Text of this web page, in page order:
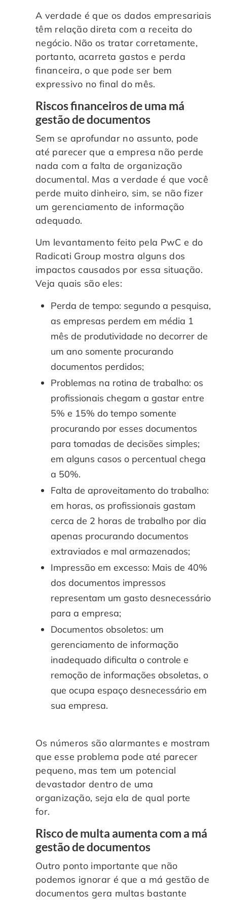
A verdade é que os dados empresariais
têm relação direta com a receita do
negócio. Não os tratar corretamente,
portanto, acarreta gastos e perda
financeira, o que pode ser bem
expressivo no final do mês.
Riscos financeiros de uma má
gestão dedocumentos
Sem se aprofundar no assunto, pode
até parecer que a empresa não perde
nada com a falta de organização
documental. Mas a verdade é que você
perde muito dinheiro, sim, se não fizer
um gerenciamento de informação
adequado.
Um levantamento feito pela PwC e do
Radicati Group mostra alguns dos
impactos causados por essa situação.
Veja quais são eles:
Perda de tempo: segundo a pesquisa,
as empresas perdem em média 1
mês de produtividade no decorrer de
um ano somente procurando
documentos perdidos;
Problemas na rotina de trabalho: os
profissionais chegam a gastar entre
5% e 15% do tempo somente
procurando por esses documentos
para tomadas de decisões simples;
em alguns casos o percentual chega
a 50%.
Falta de aproveitamento do trabalho:
em horas, os profissionais gastam
cerca de 2 horas de trabalho por dia
apenas procurando documentos
extraviados e mal armazenados;
Impressão em excesso: Mais de 40%
dos documentos impressos
representam um gasto desnecessário
para a empresa;
Documentos obsoletos: um
gerenciamento de informação
inadequado dificulta o controle e
remoção de informações obsoletas, o
que ocupa espaço desnecessário em
sua empresa.
Os números são alarmantes e mostram
que esse problema pode até parecer
pequeno, mas tem um potencial
devastador dentro de uma
organização, seja ela de qual porte
for.
Risco de multa aumenta com a má
gestão dedocumentos
Outro ponto importante que não
podemos ignorar é que a má gestão de
documentos gera multas bastante